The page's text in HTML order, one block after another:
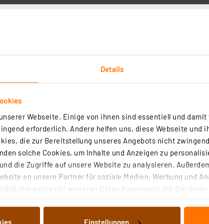
Details
Webseite. Einige von ihnen sind essentiell und
erforderlich. Andere helfen uns, diese Webseite und
die zur Bereitstellung unseres Angebots nicht
solche Cookies, um Inhalte und Anzeigen zu
die Zugriffe auf unsere Website zu analysieren.
an unsere Partner für soziale Medien, Werbung und
mit weiteren Daten zusammen, die Sie
Einstellungen
CCU3, HmIP-CCU3
(28)